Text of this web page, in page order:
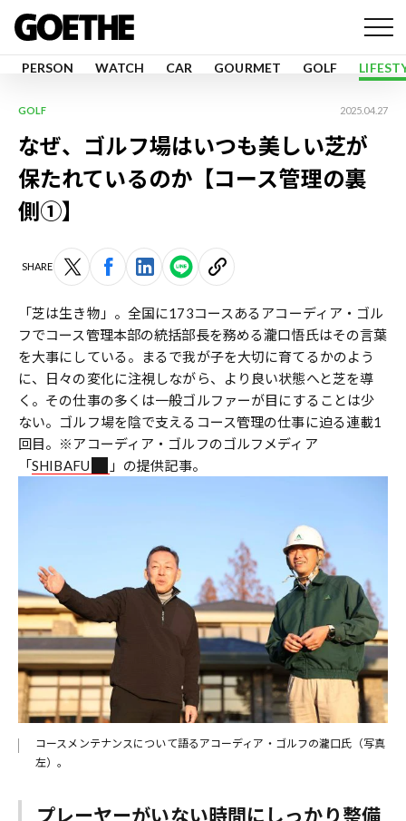
PERSON WATCH CAR GOURMET GOLF
GOLF 2025.04.27
なぜ、ゴルフ場はいつも美しい芝が
保たれているのか【コース管理の裏
側①】
SHARE
「芝は生き物」。全国に173コースあるアコーディア・ゴル
フでコース管理本部の統括部長を務める瀧口悟氏はその言葉
を大事にしている。まるで我が子を大切に育てるかのよう
に、日々の変化に注視しながら、より良い状態へと芝を導
く。その仕事の多くは一般ゴルファーが目にすることは少
ない。ゴルフ場を陰で支えるコース管理の仕事に迫る連載1
回目。※アコーディア・ゴルフのゴルフメディア
「SHIBAFU 」の提供記事。
コースメンテナンスについて語るアコーディア・ゴルフの瀧口氏（写真
左）。
プレーヤーがいない時間にしっかり整備